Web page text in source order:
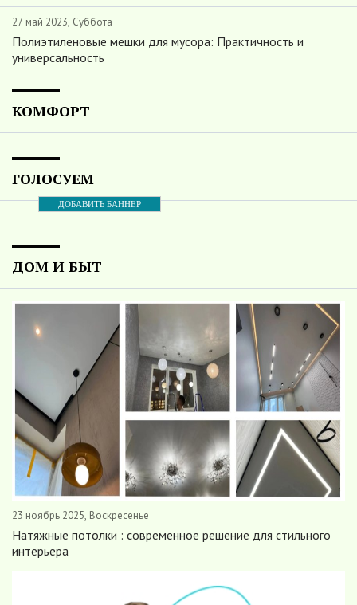
27 май 2023, Суббота
Полиэтиленовые мешки для мусора: Практичность и
универсальность
КОМФОРТ
ГОЛОСУЕМ
ДОБАВИТЬ БАННЕР
ДОМ И БЫТ
23 ноябрь 2025, Воскресенье
Натяжные потолки : современное решение для стильного
интерьера